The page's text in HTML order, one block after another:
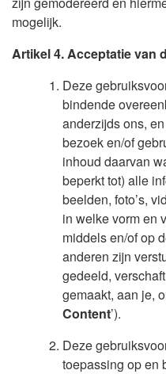
mogelijk.
Artikel 4. Acceptatie van
Deze
bindende
anderzijds ons,
bezoek en/of
inhoud daarvan
beperkt tot) alle
beelden, foto’s,
in welke vorm en
middels en/of op
anderen zijn
gedeeld,
gemaakt, aan je,
Content’).
Deze
toepassing op en